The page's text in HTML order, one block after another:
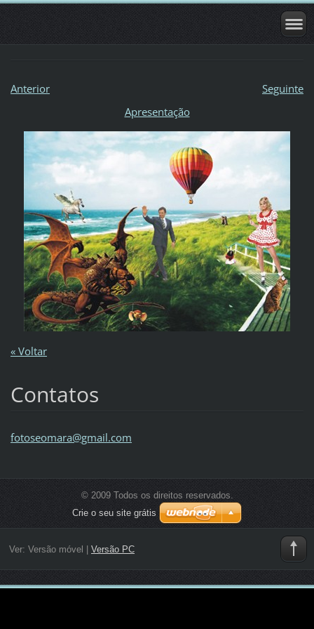
Anterior
Seguinte
Apresentação
« Voltar
Contatos
fotoseomara@gmail.com
© 2009 Todos os direitos reservados.
Crie o seu site grátis
Ver: Versão móvel Versão PC